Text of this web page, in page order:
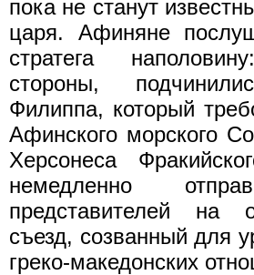
пока не станут
царя. Афиняне
стратега
стороны,
Филиппа, который
Афинского морского
Херсонеса
немедленно
представителей на
съезд, созванный для
греко-македонских